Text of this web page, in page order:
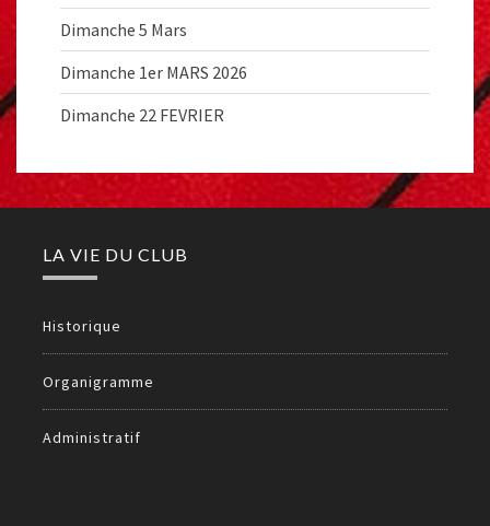
Dimanche 5 Mars
Dimanche 1er MARS 2026
Dimanche 22 FEVRIER
LA VIE DU CLUB
Historique
Organigramme
Administratif